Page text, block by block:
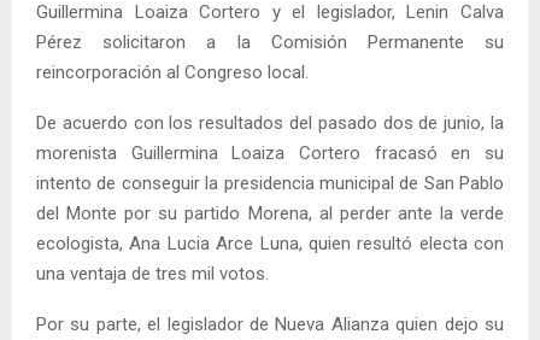
Guillermina Loaiza Cortero y el legislador, Lenin Calva
Pérez solicitaron a la Comisión Permanente su
reincorporación al Congreso local.
De acuerdo con los resultados del pasado dos de junio, la
morenista Guillermina Loaiza Cortero fracasó en su
intento de conseguir la presidencia municipal de San Pablo
del Monte por su partido Morena, al perder ante la verde
ecologista, Ana Lucia Arce Luna, quien resultó electa con
una ventaja de tres mil votos.
Por su parte, el legislador de Nueva Alianza quien dejo su